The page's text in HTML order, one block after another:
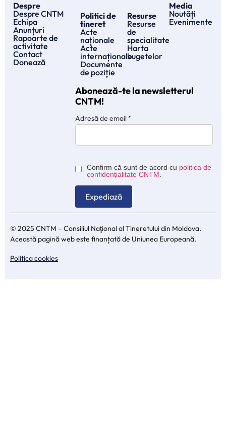
Despre
Despre CNTM
Echipa
Anunțuri
Rapoarte de
activitate
Contact
Donează
Politici de
tineret
Acte
naționale
Acte
internaționale
Documente
de poziție
Resurse
Resurse
de
specialitate
Harta
bugetelor
Media
Noutăți
Evenimente
Abonează-te la newsletterul
CNTM!
Adresă de email*
Confirm că sunt de acord cu politica de
confidențialitate CNTM
© 2025 CNTM – Consiliul Naţional al Tineretului din Moldova.
Această pagină web este finanțată de Uniunea Europeană.
Politica cookies